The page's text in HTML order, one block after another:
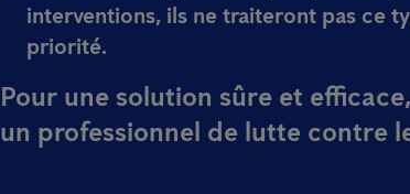
interventions, ils ne traiteront pas ce
priorité.
Pour une solution sûre et
un professionnel de lutte contre